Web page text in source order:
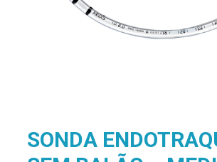
SONDA